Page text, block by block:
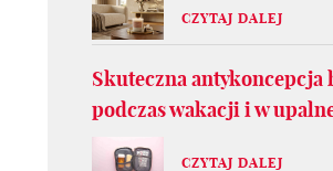
CZYTAJ DALEJ
Skuteczna antykoncepcja
podczas wakacji i w
CZYTAJ DALEJ